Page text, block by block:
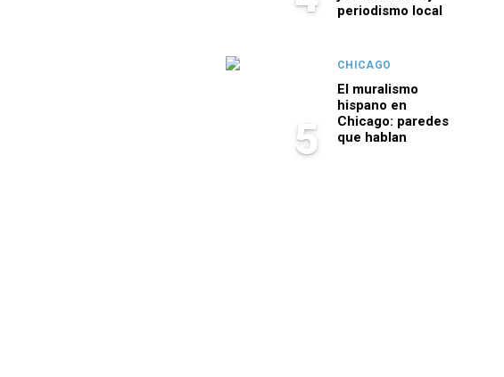
periodismo local
5
CHICAGO
El muralismo
hispano en
Chicago: paredes
que hablan